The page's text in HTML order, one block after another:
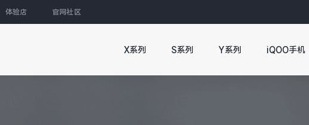
体验店 官网社区
X系列 S系列 Y系列 iQOO手机